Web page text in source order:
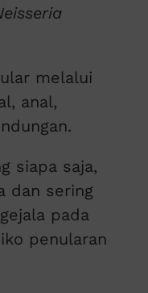
melalui
anal,
siapa saja,
dan sering
pada
penularan